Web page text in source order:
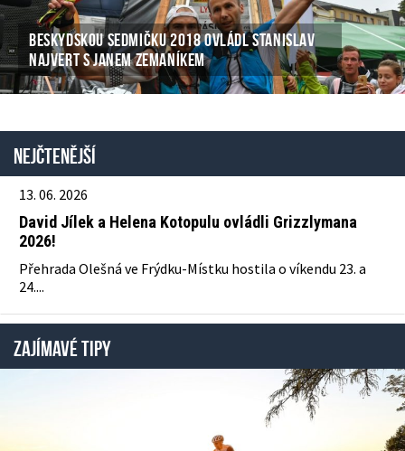
BESKYDSKOU SEDMIČKU 2018 OVLÁDL STANISLAV
NAJVERT S JANEM ZEMANÍKEM
Nejčtenější
13. 06. 2026
David Jílek a Helena Kotopulu ovládli Grizzlymana
2026!
Přehrada Olešná ve Frýdku-Místku hostila o víkendu 23. a
24....
ZAJÍMAVÉ TIPY